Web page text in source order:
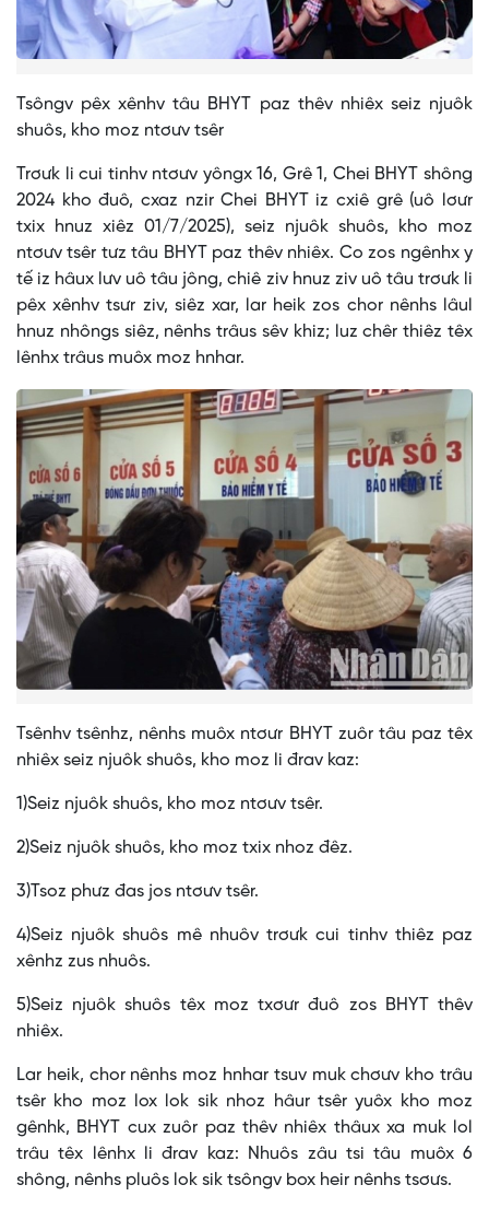
Tsôngv pêx xênhv tâu BHYT paz thêv nhiêx seiz njuôk
shuôs, kho moz ntơưv tsêr
Trơưk li cui tinhv ntơưv yôngx 16, Grê 1, Chei BHYT shông
2024 kho đuô, cxaz nzir Chei BHYT iz cxiê grê (uô lơưr
txix hnuz xiêz 01/7/2025), seiz njuôk shuôs, kho moz
ntơưv tsêr tưz tâu BHYT paz thêv nhiêx. Co zos ngênhx y
tế iz hâux lưv uô tâu jông, chiê ziv hnuz ziv uô tâu trơưk li
pêx xênhv tsưr ziv, siêz xar, lar heik zos chor nênhs lâul
hnuz nhôngs siêz, nênhs trâus sêv khiz; luz chêr thiêz têx
lênhx trâus muôx moz hnhar.
Tsênhv tsênhz, nênhs muôx ntơưr BHYT zuôr tâu paz têx
nhiêx seiz njuôk shuôs, kho moz li đrav kaz:
1)Seiz njuôk shuôs, kho moz ntơưv tsêr.
2)Seiz njuôk shuôs, kho moz txix nhoz đêz.
3)Tsoz phưz đas jos ntơưv tsêr.
4)Seiz njuôk shuôs mê nhuôv trơưk cui tinhv thiêz paz
xênhz zus nhuôs.
5)Seiz njuôk shuôs têx moz txơưr đuô zos BHYT thêv
nhiêx.
Lar heik, chor nênhs moz hnhar tsuv muk chơưv kho trâu
tsêr kho moz lox lok sik nhoz hâur tsêr yuôx kho moz
gênhk, BHYT cux zuôr paz thêv nhiêx thâux xa muk lol
trâu têx lênhx li đrav kaz: Nhuôs zâu tsi tâu muôx 6
shông, nênhs pluôs lok sik tsôngv box heir nênhs tsơưs.